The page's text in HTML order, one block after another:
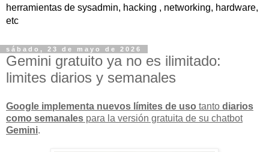
herramientas de sysadmin, hacking , networking, hardware,
etc
sábado, 23 de mayo de 2026
Gemini gratuito ya no es ilimitado:
limites diarios y semanales
Google implementa nuevos límites de uso tanto diarios
como semanales para la versión gratuita de su chatbot
Gemini.